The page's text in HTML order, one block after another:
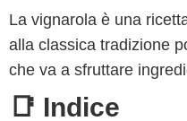
La vignarola è una
alla classica tradizione
che va a sfruttare
📑 Indice